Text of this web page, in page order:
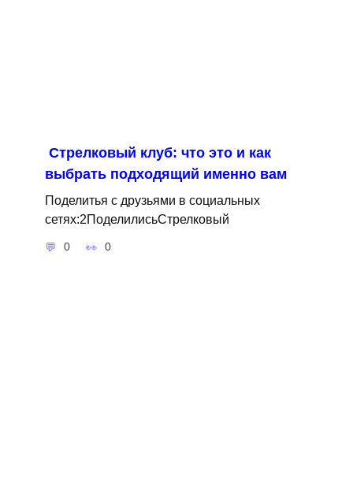
Стрелковый клуб: что это и как
выбрать подходящий именно вам
Поделитья с друзьями в социальных
сетях:2ПоделилисьСтрелковый
0 0